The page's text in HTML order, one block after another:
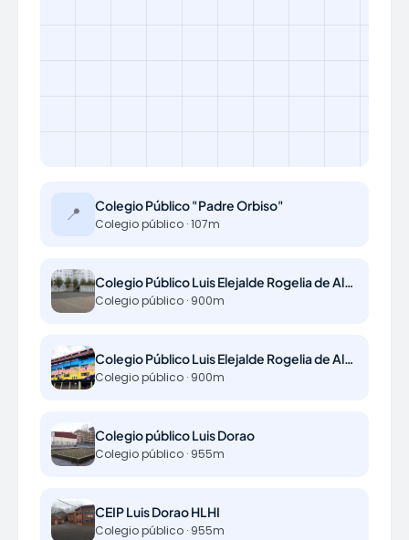
📍 Colegio Público "Padre Orbiso"
Colegio público · 107m
Colegio Público Luis Elejalde Rogelia de Alvaro
Colegio público · 900m
Colegio Público Luis Elejalde Rogelia de Alvaro
Colegio público · 900m
Colegio público Luis Dorao
Colegio público · 955m
CEIP Luis Dorao HLHI
Colegio público · 955m